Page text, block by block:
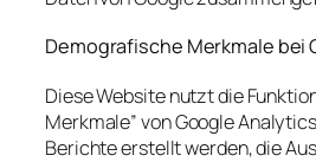
Demografische Merkmale bei
Diese Website nutzt die
Merkmale” von Google
Berichte erstellt werden, die